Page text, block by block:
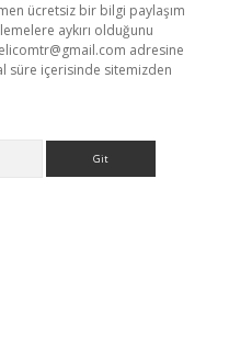
ücretsiz bir bilgi paylaşım
aykırı olduğunu
adresine
süre içerisinde sitemizden